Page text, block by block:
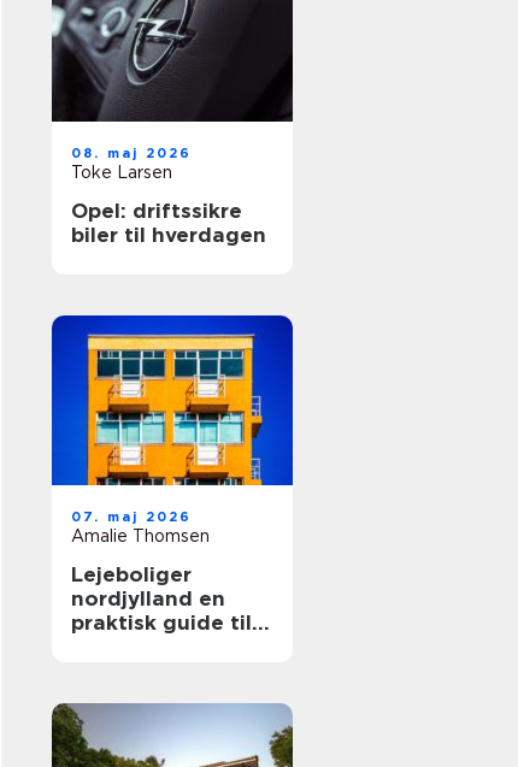
08. maj 2026
Toke Larsen
Opel: driftssikre
biler til hverdagen
07. maj 2026
Amalie Thomsen
Lejeboliger
nordjylland en
praktisk guide til